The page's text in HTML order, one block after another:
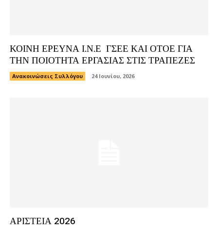
ΚΟΙΝΗ ΕΡΕΥΝΑ Ι.Ν.Ε ΓΣΕΕ ΚΑΙ ΟΤΟΕ ΓΙΑ
ΤΗΝ ΠΟΙΟΤΗΤΑ ΕΡΓΑΣΙΑΣ ΣΤΙΣ ΤΡΑΠΕΖΕΣ
Ανακοινώσεις Συλλόγου 24 Ιουνίου, 2026
ΑΡΙΣΤΕΙΑ 2026